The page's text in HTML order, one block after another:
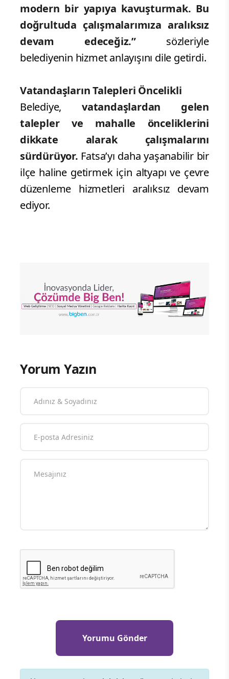
modern bir yapıya kavuşturmak. Bu
doğrultuda çalışmalarımıza aralıksız
devam edeceğiz.” sözleriyle
belediyenin hizmet anlayışını dile getirdi.
Vatandaşların Talepleri Öncelikli
Belediye, vatandaşlardan gelen
talepler ve mahalle önceliklerini
dikkate alarak çalışmalarını
sürdürüyor. Fatsa’yı daha yaşanabilir bir
ilçe haline getirmek için altyapı ve çevre
düzenleme hizmetleri aralıksız devam
ediyor.
Yorum Yazın